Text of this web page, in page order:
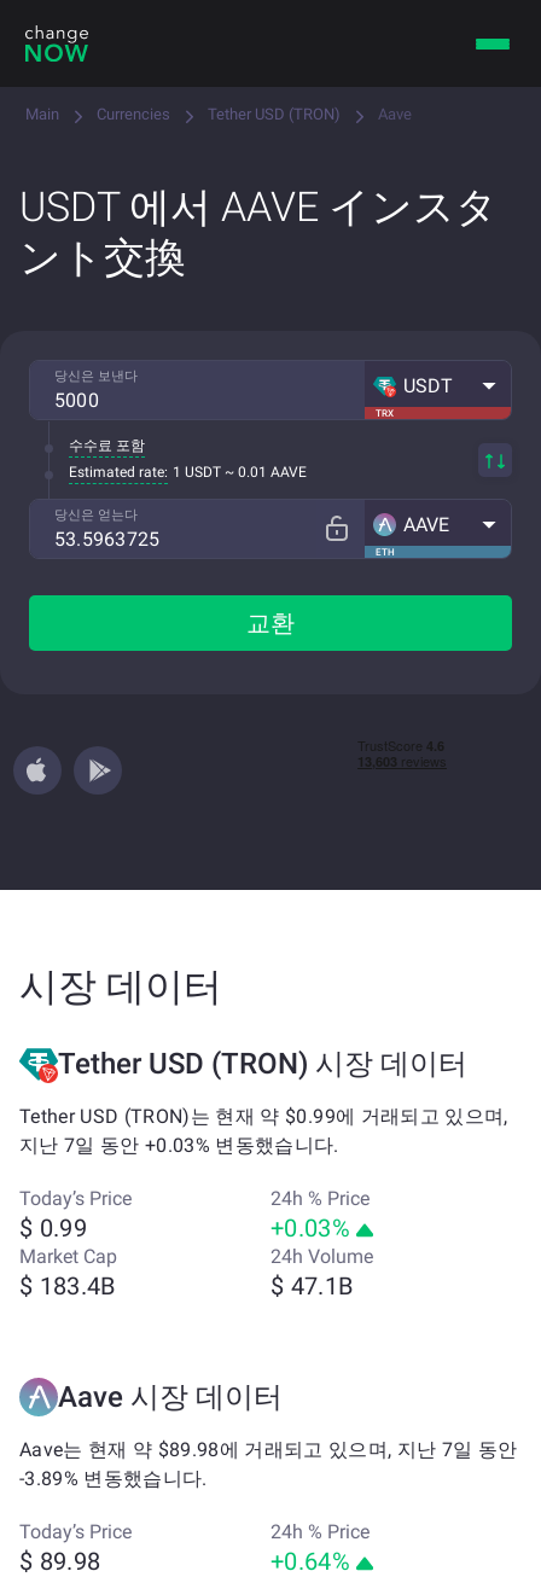
Main Currencies Tether USD (TRON) Aave
USDT 에서 AAVE インスタ
ント交換
당신은 보낸다
TRX
USDT
수수료 포함
Estimated rate: 1 USDT ~ 0.01 AAVE
당신은 얻는다
ETH
AAVE
교환
시장 데이터
Tether USD (TRON) 시장 데이터
Tether USD (TRON)는 현재 약 $0.99에 거래되고 있으며,
지난 7일 동안 +0.03% 변동했습니다.
Today’s Price
$ 0.99
24h % Price
+0.03%
Market Cap
$ 183.4B
24h Volume
$ 47.1B
Aave 시장 데이터
Aave는 현재 약 $89.98에 거래되고 있으며, 지난 7일 동안
-3.89% 변동했습니다.
Today’s Price
$ 89.98
24h % Price
+0.64%